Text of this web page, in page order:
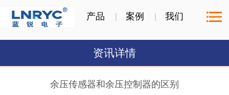
产品 案例 我们
资讯详情
余压传感器和余压控制器的区别